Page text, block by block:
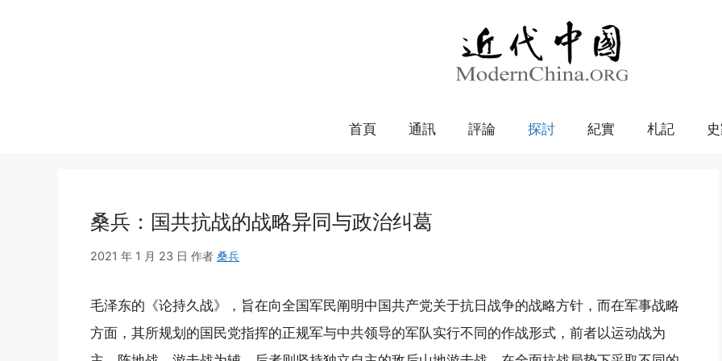
首頁 通訊 評論 探討 紀實 札記
桑兵：国共抗战的战略异同与政治纠葛
2021 年 1 月 23 日 作者 桑兵
毛泽东的《论持久战》，旨在向全国军民阐明中国共产党关于抗日战争的战略方针，而在军事战略
方面，其所规划的国民党指挥的正规军与中共领导的军队实行不同的作战形式，前者以运动战为